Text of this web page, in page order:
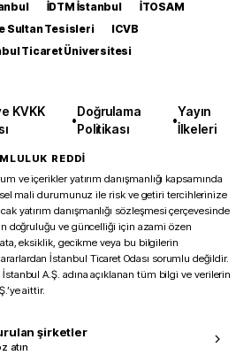
İDTM İstanbul
İTOSAM
Sultan Tesisleri
ICVB
Ticaret Üniversitesi
KVKK
•
Doğrulama
Politikası
•
Yayın
İlkeleri
REDDİ
ve içerikler yatırım danışmanlığı kapsamında
mali durumunuz ile risk ve getiri tercihlerinize
yatırım danışmanlığı sözleşmesi çerçevesinde
doğruluğu ve güncelliği için azami özen
eksiklik, gecikme veya bu bilgilerin
İstanbul Ticaret Odası sorumlu değildir.
A.Ş. adına açıklanan tüm bilgi ve verilerin
aittir.
şirketler
atın